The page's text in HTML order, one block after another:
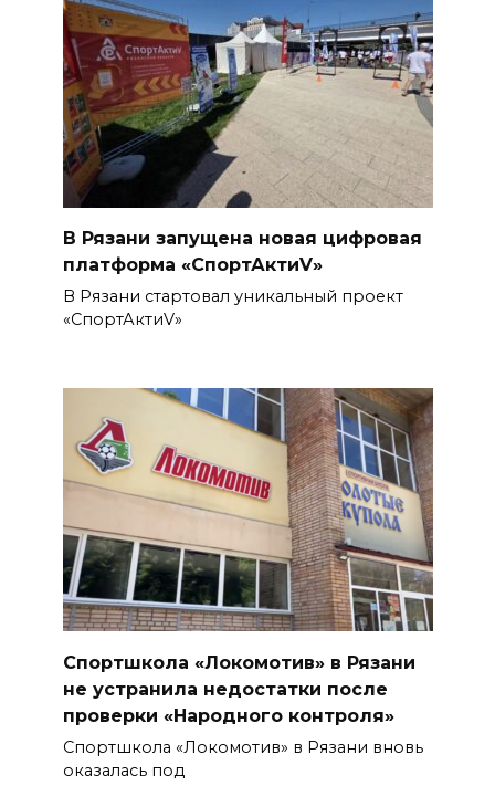
В Рязани запущена новая цифровая
платформа «СпортАктиV»
В Рязани стартовал уникальный проект
«СпортАктиV»
Спортшкола «Локомотив» в Рязани
не устранила недостатки после
проверки «Народного контроля»
Спортшкола «Локомотив» в Рязани вновь
оказалась под